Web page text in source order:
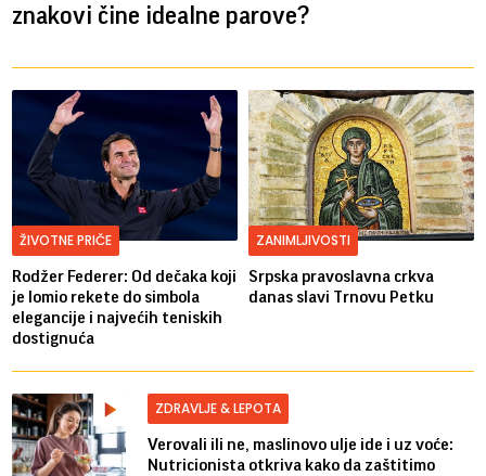
znakovi čine idealne parove?
ŽIVOTNE PRIČE
Rodžer Federer: Od dečaka koji
je lomio rekete do simbola
elegancije i najvećih teniskih
dostignuća
ZANIMLJIVOSTI
Srpska pravoslavna crkva
danas slavi Trnovu Petku
ZDRAVLJE & LEPOTA
Verovali ili ne, maslinovo ulje ide i uz voće:
Nutricionista otkriva kako da zaštitimo